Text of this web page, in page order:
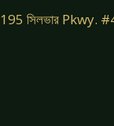
সিলভার